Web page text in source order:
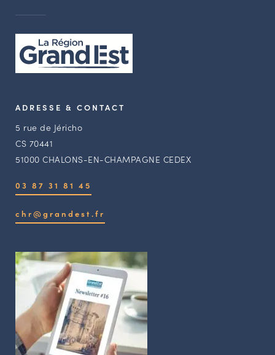
ADRESSE & CONTACT
5 rue de Jéricho
CS 70441
51000 CHALONS-EN-CHAMPAGNE CEDEX
03 87 31 81 45
chr@grandest.fr